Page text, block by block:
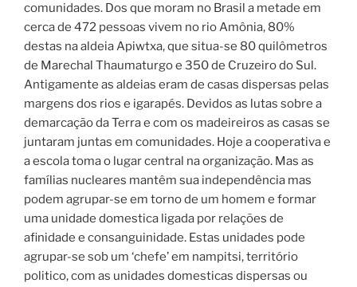
comunidades. Dos que moram no Brasil a metade em
cerca de 472 pessoas vivem no rio Amônia, 80%
destas na aldeia Apiwtxa, que situa-se 80 quilômetros
de Marechal Thaumaturgo e 350 de Cruzeiro do Sul.
Antigamente as aldeias eram de casas dispersas pelas
margens dos rios e igarapés. Devidos as lutas sobre a
demarcação da Terra e com os madeireiros as casas se
juntaram juntas em comunidades. Hoje a cooperativa e
a escola toma o lugar central na organização. Mas as
famílias nucleares mantêm sua independência mas
podem agrupar-se em torno de um homem e formar
uma unidade domestica ligada por relações de
afinidade e consanguinidade. Estas unidades pode
agrupar-se sob um ‘chefe’ em nampitsi, território
politico, com as unidades domesticas dispersas ou